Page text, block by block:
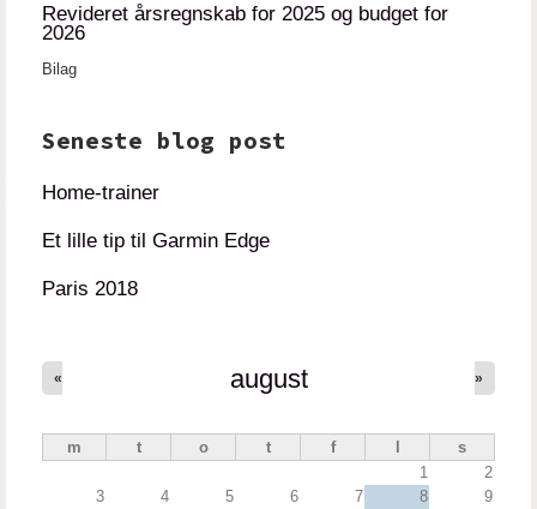
Revideret årsregnskab for 2025 og budget for
2026
Bilag
Seneste blog post
Home-trainer
Et lille tip til Garmin Edge
Paris 2018
august
« »
m t o t f l
s
1
2
3
4 5 6 7 8
9